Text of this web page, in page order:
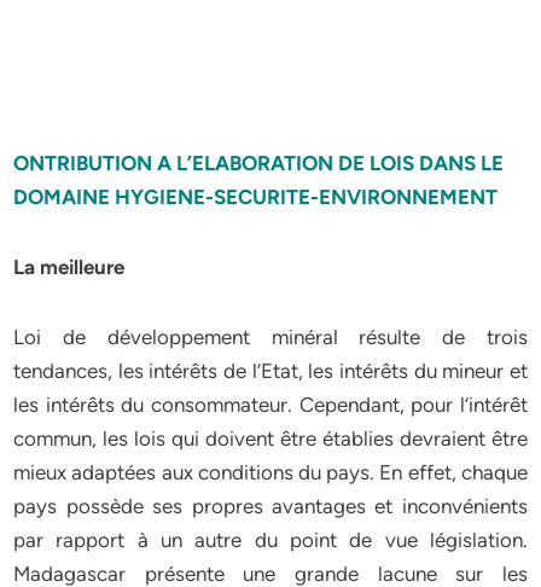
ONTRIBUTION A L’ELABORATION DE LOIS DANS LE
DOMAINE HYGIENE-SECURITE-ENVIRONNEMENT
La meilleure
Loi de développement minéral résulte de trois
tendances, les intérêts de l’Etat, les intérêts du mineur et
les intérêts du consommateur. Cependant, pour l’intérêt
commun, les lois qui doivent être établies devraient être
mieux adaptées aux conditions du pays. En effet, chaque
pays possède ses propres avantages et inconvénients
par rapport à un autre du point de vue législation.
Madagascar présente une grande lacune sur les